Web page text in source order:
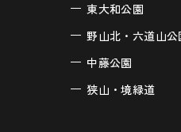
東大和公園
野山北・六道山公
中藤公園
狭山・境緑道